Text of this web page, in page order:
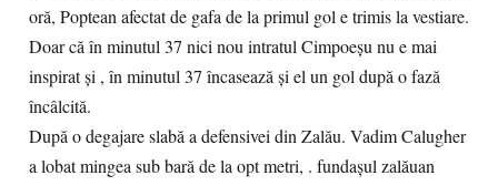
oră, Poptean afectat de gafa de la primul gol e trimis la vestiare.
Doar că în minutul 37 nici nou intratul Cimpoeșu nu e mai
inspirat și , în minutul 37 încasează și el un gol după o fază
încâlcită.
După o degajare slabă a defensivei din Zalău. Vadim Calugher
a lobat mingea sub bară de la opt metri, . fundașul zalăuan